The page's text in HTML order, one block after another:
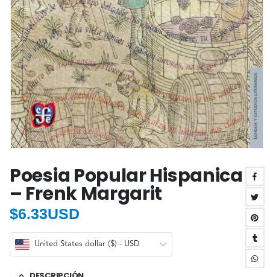
Poesia Popular Hispanica
– Frenk Margarit
$6.33USD
United States dollar ($) - USD